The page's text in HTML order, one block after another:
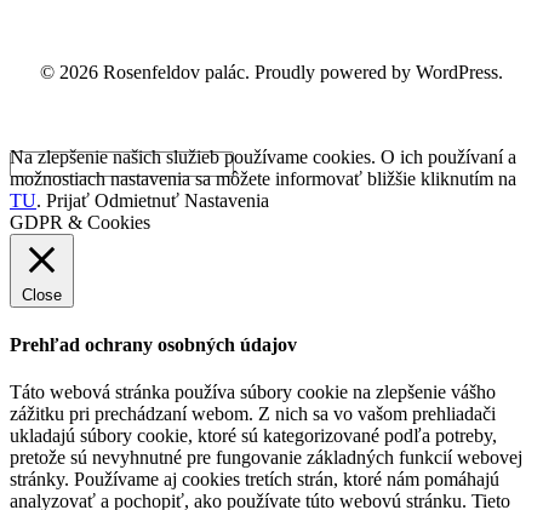
© 2026 Rosenfeldov palác. Proudly powered by WordPress.
Na zlepšenie našich služieb používame cookies. O ich používaní a
možnostiach nastavenia sa môžete informovať bližšie kliknutím na
TU. Prijať Odmietnuť Nastavenia
GDPR & Cookies
Close
Prehľad ochrany osobných údajov
Táto webová stránka používa súbory cookie na zlepšenie vášho
zážitku pri prechádzaní webom. Z nich sa vo vašom prehliadači
ukladajú súbory cookie, ktoré sú kategorizované podľa potreby,
pretože sú nevyhnutné pre fungovanie základných funkcií webovej
stránky. Používame aj cookies tretích strán, ktoré nám pomáhajú
analyzovať a pochopiť, ako používate túto webovú stránku. Tieto